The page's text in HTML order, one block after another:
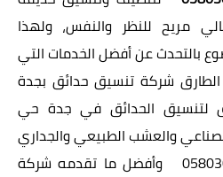
مريح للنظر والنفس، ولهذا
بالتحدث عن أفضل الخدمات التي
شركة تنسيق حدائق بجدة
لتنسيق الحدائق في جدة حي
والعشب الطبيعي والجداري
والشلالات والنوافير 0580309536 وأفضل ما تقدمه شركة